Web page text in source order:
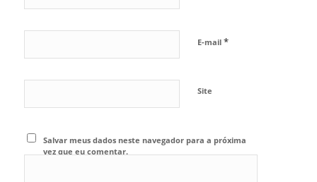
E-mail *
Site
Salvar meus dados neste navegador para a próxima
vez que eu comentar.